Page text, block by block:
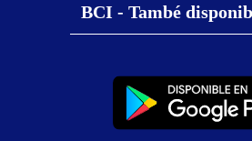
BCI - També